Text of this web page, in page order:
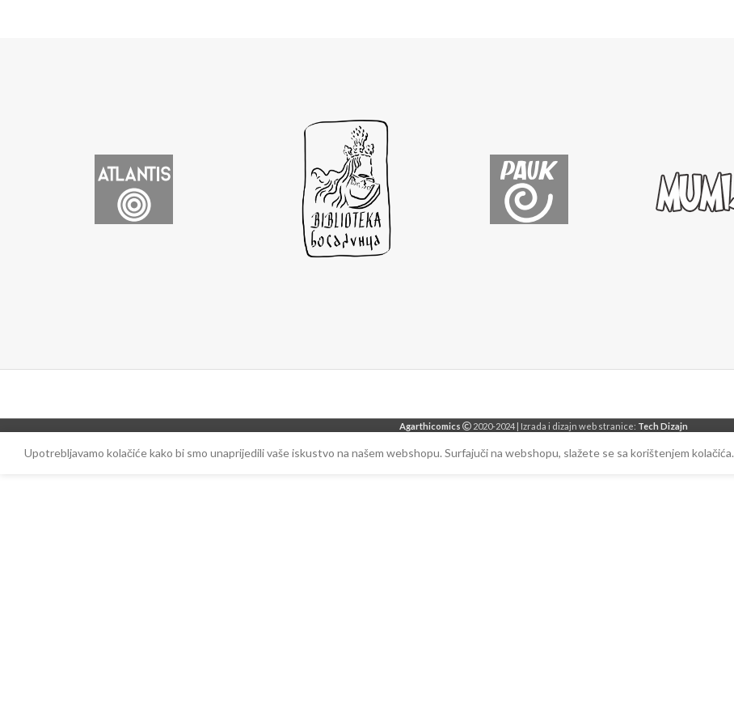
Agarthicomics 2020-2024 | Izrada i dizajn web stranice: Tech Dizajn
Upotrebljavamo kolačiće kako bi smo unaprijedili vaše iskustvo na našem webshopu. Surfajuči na webshopu, slažete se sa korištenjem kolačića.